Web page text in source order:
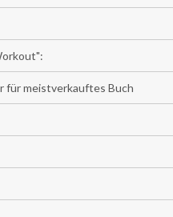
für meistverkauftes Buch